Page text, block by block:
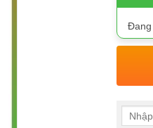
Đang